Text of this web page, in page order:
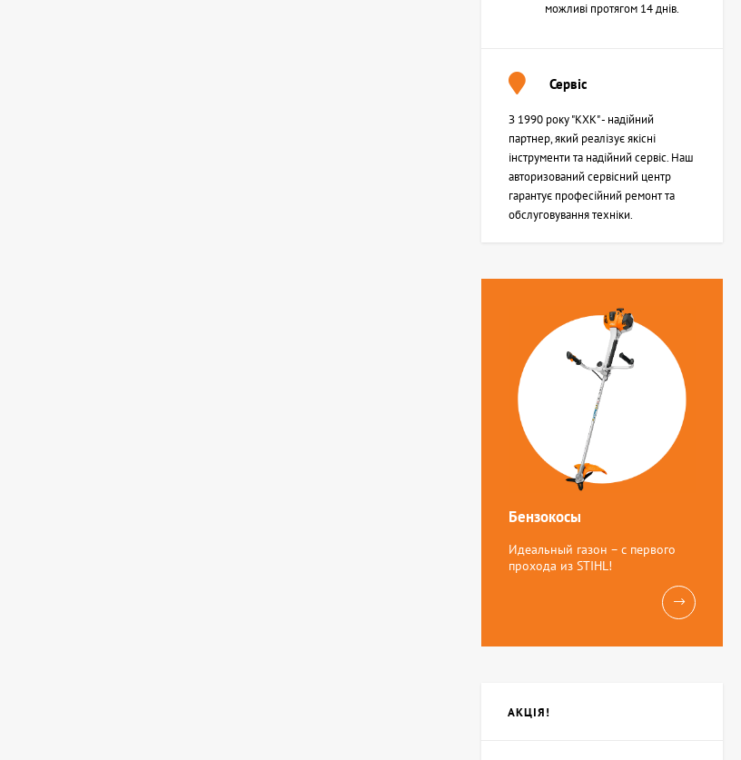
можливі протягом 14 днів.
Сервіс
З 1990 року "КХК" - надійний
партнер, який реалізує якісні
інструменти та надійний сервіс. Наш
авторизований сервісний центр
гарантує професійний ремонт та
обслуговування техніки.
Бензокосы
Идеальный газон – с первого
прохода из STIHL!
АКЦІЯ!